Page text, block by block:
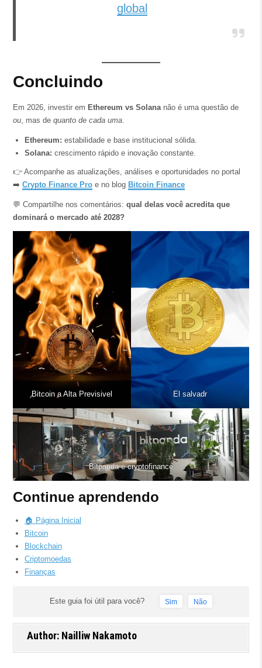
global
Concluindo
Em 2026, investir em Ethereum vs Solananão é uma questão de
ou, mas de quanto de cada uma.
Ethereum: estabilidade e base institucional sólida.
Solana: crescimento rápido e inovação constante.
👉 Acompanhe as atualizações, análises e oportunidades no portal
➡️ Crypto Finance Proe no blog Bitcoin Finance
💬 Compartilhe nos comentários: qual delas você acredita que
dominará o mercado até 2028?
Bitcoin a Alta Previsivel El salvadr
Bitpanda e cryptofinance
Continue aprendendo
🏠 Página Inicial
Bitcoin
Blockchain
Criptomoedas
Finanças
Este guia foi útil para você? Sim Não
Author: Nailliw Nakamoto